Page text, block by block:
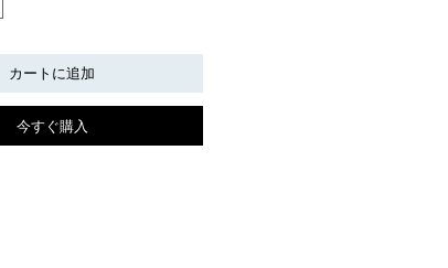
カートに追加
今すぐ購入